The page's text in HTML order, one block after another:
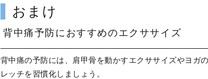
おまけ
背中痛予防におすすめのエクササイズ
背中痛の予防には、肩甲骨を動かすエクササイズやヨガ
レッチを習慣化しましょう。